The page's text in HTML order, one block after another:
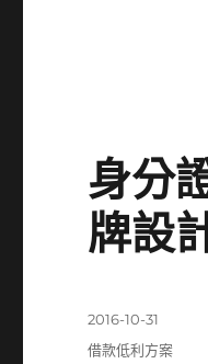
身分
牌設
發
佈
2016-10-31
分
借款低利方案